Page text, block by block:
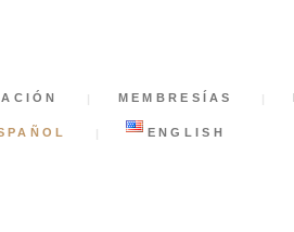
MEMBRESÍAS
ENGLISH